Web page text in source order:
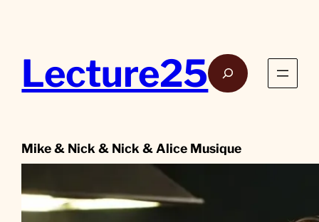
Lecture25Rech
Mike & Nick & Nick & Alice Musique